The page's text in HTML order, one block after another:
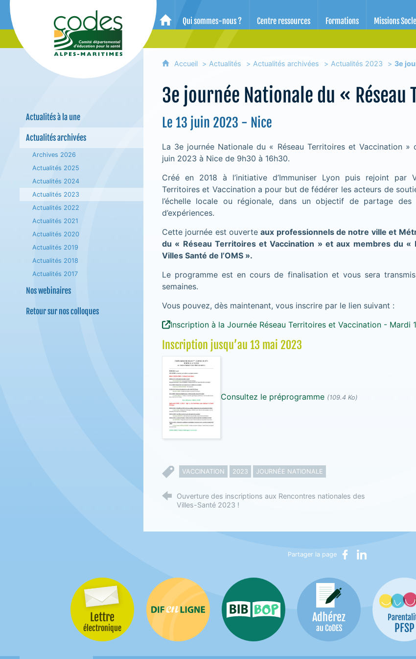
CoDES 06 - Comité départemental d'éducation pour la santé des Alpes-Maritimes
Accueil
Qui sommes-nous ? Centre ressources Formations Missions
Actualités à la une
Actualités archivées
Archives 2026
Actualités 2025
Actualités 2024
Actualités 2023
Actualités 2022
Actualités 2021
Actualités 2020
Actualités 2019
Actualités 2018
Actualités 2017
Nos webinaires
Retour sur nos colloques
Accueil Actualités Actualités archivées Actualités 2023 3e
3e journée Nationale du «
Le 13 juin 2023 - Nice
La 3e journée Nationale du « Réseau Territoires et Vaccination »
juin 2023 à Nice de 9h30 à 16h30.
Créé en 2018 à l’initiative d’Immuniser Lyon puis rejoint par
Territoires et Vaccination a pour but de fédérer les acteurs de
l’échelle locale ou régionale, dans un objectif de partage des
d’expériences.
Cette journée est ouverteaux professionnels de notre ville et
du « Réseau Territoires et Vaccination » et aux membres du «
Villes Santé de l’OMS ».
Le programme est en cours de finalisation et vous sera
semaines.
Vous pouvez, dès maintenant, vous inscrire par le lien suivant :
Inscription à la Journée Réseau Territoires et Vaccination - Mardi
Inscription jusqu’au 13 mai 2023
Consultez le préprogramme (109.4 Ko)
VACCINATION 2023 JOURNÉE NATIONALE
Ouverture des inscriptions aux Rencontres nationales des
Villes-Santé 2023 !
Partager la page Partager sur Facebook
Partager sur LinkedIn
Lettre
électronique
Difenligne Bib-Bop Adhérez
au CoDES PFSP